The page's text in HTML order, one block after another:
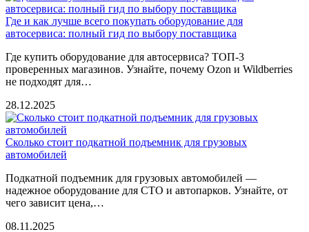
Где и как лучше всего покупать оборудование для
автосервиса: полный гид по выбору поставщика
Где купить оборудование для автосервиса? ТОП-3
проверенных магазинов. Узнайте, почему Ozon и Wildberries
не подходят для…
28.12.2025
Сколько стоит подкатной подъемник для грузовых
автомобилей
Подкатной подъемник для грузовых автомобилей —
надежное оборудование для СТО и автопарков. Узнайте, от
чего зависит цена,…
08.11.2025